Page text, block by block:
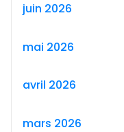
juin 2026
mai 2026
avril 2026
mars 2026